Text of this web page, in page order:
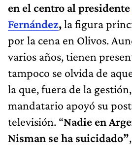
en el centro al presidente
Fernández,la figura
por la cena en Olivos.
varios años, tienen
tampoco se olvida de
la que, fuera de la
mandatario apoyó su
televisión. “Nadie en
Nisman se ha suicidado”